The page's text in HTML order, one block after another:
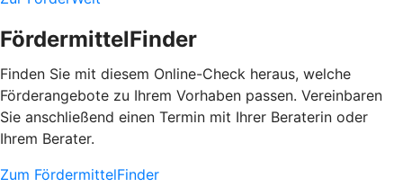
FördermittelFinder
Finden Sie mit diesem Online-Check heraus, welche
Förderangebote zu Ihrem Vorhaben passen. Vereinbaren
Sie anschließend einen Termin mit Ihrer Beraterin oder
Ihrem Berater.
Zum FördermittelFinder